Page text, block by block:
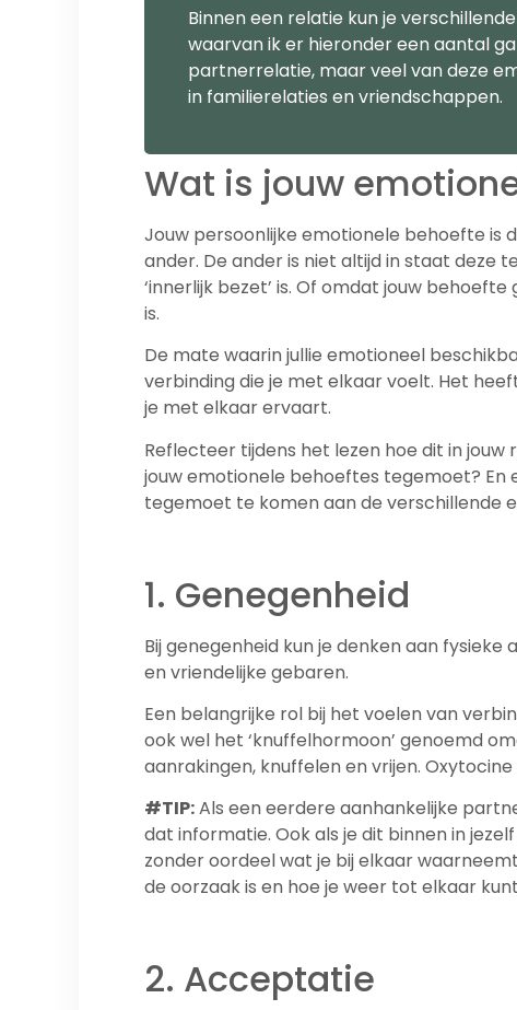
Binnen een relatie kun je
waarvan ik er hieronder een aantal
partnerrelatie, maar veel van deze
in familierelaties en vriendschappen.
Wat is jouw
Jouw persoonlijke emotionele behoefte is
ander. De ander is niet altijd in staat deze
‘innerlijk bezet’ is. Of omdat jouw
is.
De mate waarin jullie emotioneel
verbinding die je met elkaar voelt. Het
je met elkaar ervaart.
Reflecteer tijdens het lezen hoe dit in
jouw emotionele behoeftes tegemoet? En
tegemoet te komen aan de verschillende
1. Genegenheid
Bij genegenheid kun je denken aan
en vriendelijke gebaren.
Een belangrijke rol bij het voelen van
ook wel het ‘knuffelhormoon’ genoemd
aanrakingen, knuffelen en vrijen.
#TIP:Als een eerdere aanhankelijke
dat informatie. Ook als je dit binnen in
zonder oordeel wat je bij elkaar
de oorzaak is en hoe je weer tot elkaar
2. Acceptatie